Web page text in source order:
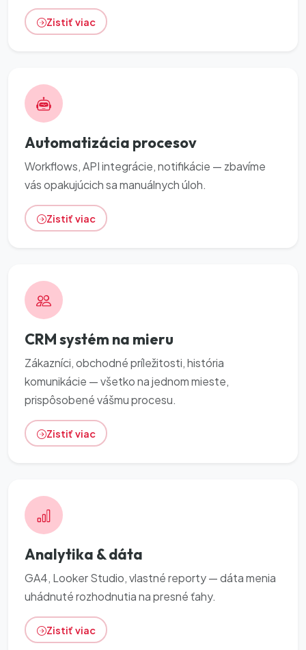
Zistiť viac
Automatizácia procesov
Workflows, API integrácie, notifikácie — zbavíme
vás opakujúcich sa manuálnych úloh.
Zistiť viac
CRM systém na mieru
Zákazníci, obchodné príležitosti, história
komunikácie — všetko na jednom mieste,
prispôsobené vášmu procesu.
Zistiť viac
Analytika & dáta
GA4, Looker Studio, vlastné reporty — dáta menia
uhádnuté rozhodnutia na presné ťahy.
Zistiť viac